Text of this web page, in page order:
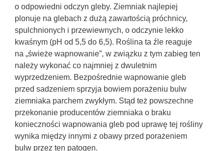
o odpowiedni odczyn gleby. Ziemniak najlepiej
plonuje na glebach z dużą zawartością próchnicy,
spulchnionych i przewiewnych, o odczynie lekko
kwaśnym (pH od 5,5 do 6,5). Roślina ta źle reaguje
na „świeże wapnowanie”, w związku z tym zabieg ten
należy wykonać co najmniej z dwuletnim
wyprzedzeniem. Bezpośrednie wapnowanie gleb
przed sadzeniem sprzyja bowiem porażeniu bulw
ziemniaka parchem zwykłym. Stąd też powszechne
przekonanie producentów ziemniaka o braku
konieczności wapnowania gleb pod uprawę tej rośliny
wynika między innymi z obawy przed porażeniem
bulw przez ten patogen.